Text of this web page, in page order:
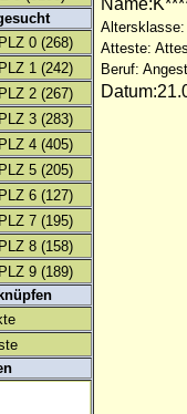
0 (268)
1 (242)
2 (267)
3 (283)
4 (405)
5 (205)
6 (127)
7 (195)
8 (158)
9 (189)
Altersklasse:
Atteste:
Beruf: